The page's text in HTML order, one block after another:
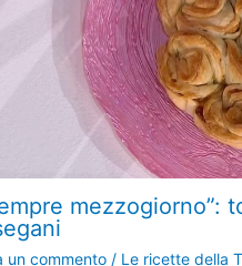
mezzogiorno”:
un commento / Le ricette della